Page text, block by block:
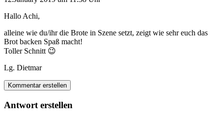
Hallo Achi,
alleine wie du/ihr die Brote in Szene setzt, zeigt wie sehr euch das
Brot backen Spaß macht!
Toller Schnitt 😉
Lg. Dietmar
Kommentar erstellen
Antwort erstellen